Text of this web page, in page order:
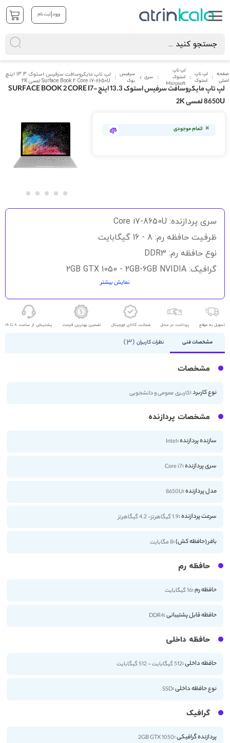
ورود|ثبت نام
صفحه
اصلی
لپ تاپ
استوک
لپ تاپ
استوک
Microsoft
سری
سرفیس
بوک
لپ تاپ مایکروسافت سرفیس استوک 13.3 اینچ
Surface Book 2 Core i7-8650U لمسی 2K
لپ تاپ مایکروسافت سرفیس استوک 13.3 اینچ SURFACE BOOK 2 CORE I7-
8650U لمسی 2K
انتهای
تصاویر
اتمام موجودی
سری پردازنده: Core i7-8650U
ظرفیت حافظه رم: 8 - 16 گیگابایت
نوع حافظه رم: DDR3
گرافیک: 2GB GTX 1050 - 2GB-6GB NVIDIA
اندازه صفحه نمایش: 13.3 اینچ
کیفیت صفحه نمایش: 2K
نمایش بیشتر
تحویل به موقع پرداخت در محل ضمانت کالای اورجینال تضمین بهترین قیمت پشتیبانی از ساعت 8 تا 19
مشخصات فنی نظرات کاربران 3
مشخصات
نوع کاربرد :کاربری عمومی و دانشجویی
مشخصات پردازنده
سازنده پردازنده :Intel
سری پردازنده :Core i7
مدل پردازنده :8650U
سرعت پردازنده :1.9 گیگاهرتز- 4.2 گیگاهرتز
بافر (حافظه کش) :8 مگابایت
حافظه رم
حافظه رم :16 گیگابایت
حافظه قابل پشتیبانی :DDR4
حافظه داخلی
حافظه داخلی :512 گیگابایت - 512 گیگابایت
نوع حافظه داخلی :SSD
گرافیک
پردازنده گرافیکی :2GB GTX 1050